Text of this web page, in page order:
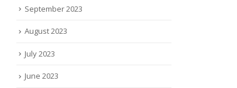
September 2023
August 2023
July 2023
June 2023